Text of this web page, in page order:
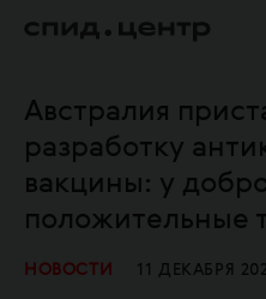
Австралия
разработку
вакцины: у
положительные
НОВОСТИ 11 ДЕКАБРЯ